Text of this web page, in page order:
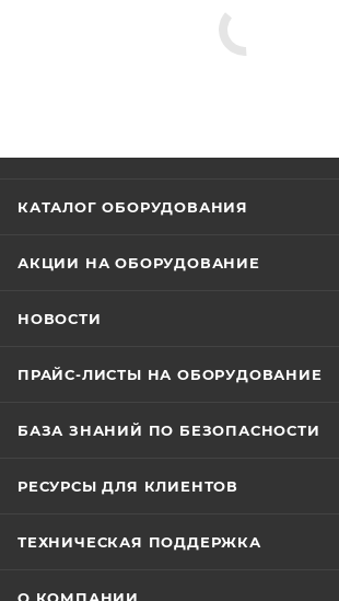
КАТАЛОГ ОБОРУДОВАНИЯ
АКЦИИ НА ОБОРУДОВАНИЕ
НОВОСТИ
ПРАЙС-ЛИСТЫ НА ОБОРУДОВАНИЕ
БАЗА ЗНАНИЙ ПО БЕЗОПАСНОСТИ
РЕСУРСЫ ДЛЯ КЛИЕНТОВ
ТЕХНИЧЕСКАЯ ПОДДЕРЖКА
О КОМПАНИИ